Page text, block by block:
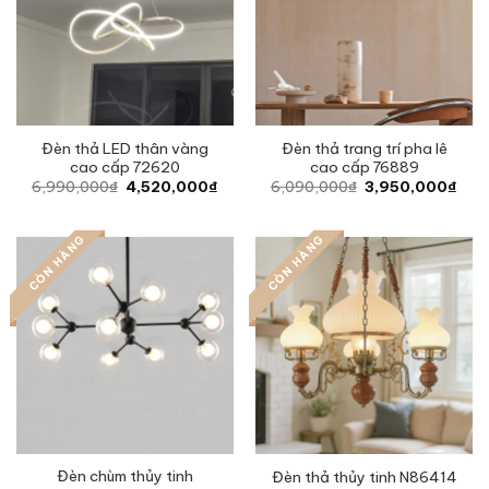
Đèn thả LED thân vàng
cao cấp 72620
6,990,000₫ Original
price
4,520,000₫
Đèn thả trang trí pha lê
cao cấp 76889
6,090,000₫ Original
price
3,950,000₫
CÒN HÀNG
Đèn chùm thủy tinh
CÒN HÀNG
Đèn thả thủy tinh N86414